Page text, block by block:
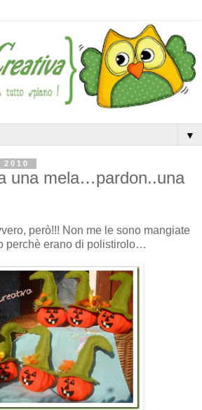
▼
una mela…pardon..una
però!!! Non me le sono mangiate
perchè erano di polistirolo…